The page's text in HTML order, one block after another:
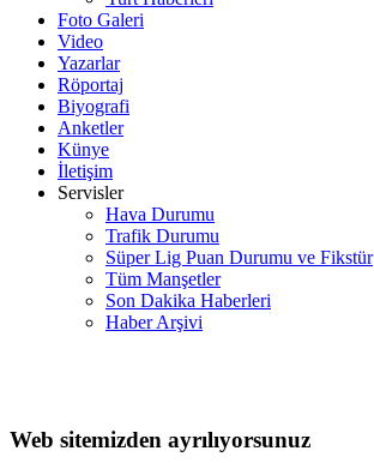
Foto Galeri
Video
Yazarlar
Röportaj
Biyografi
Anketler
Künye
İletişim
Servisler
Hava Durumu
Trafik Durumu
Süper Lig Puan Durumu ve Fikstür
Tüm Manşetler
Son Dakika Haberleri
Haber Arşivi
Web sitemizden ayrılıyorsunuz